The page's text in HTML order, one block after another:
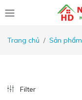
Trang chủ Sản phẩm
Filter